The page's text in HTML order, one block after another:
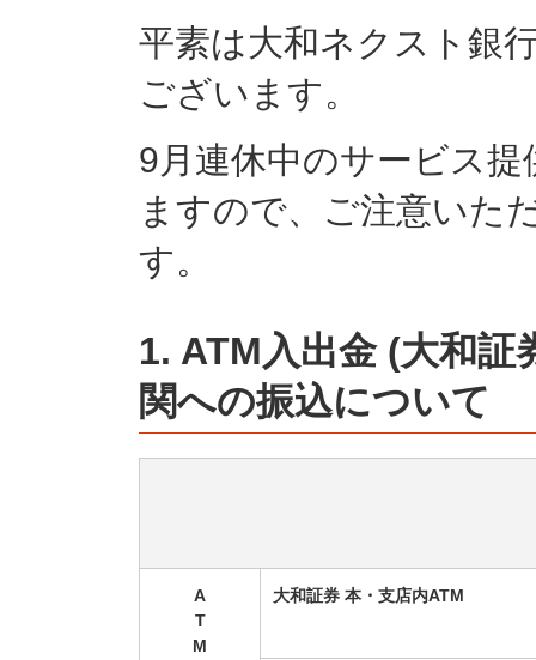
平素は大和ネクスト銀
ございます。
9月連休中のサービス
ますので、ご注意いた
す。
1. ATM入出金 (大和
関への振込について
A
T
M
大和証券 本・支店内ATM